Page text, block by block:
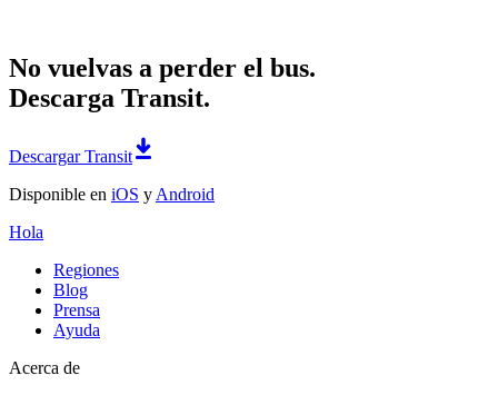
No vuelvas a perder el bus.
Descarga Transit.
Descargar Transit
Disponible en iOS y Android
Hola
Regiones
Blog
Prensa
Ayuda
Acerca de